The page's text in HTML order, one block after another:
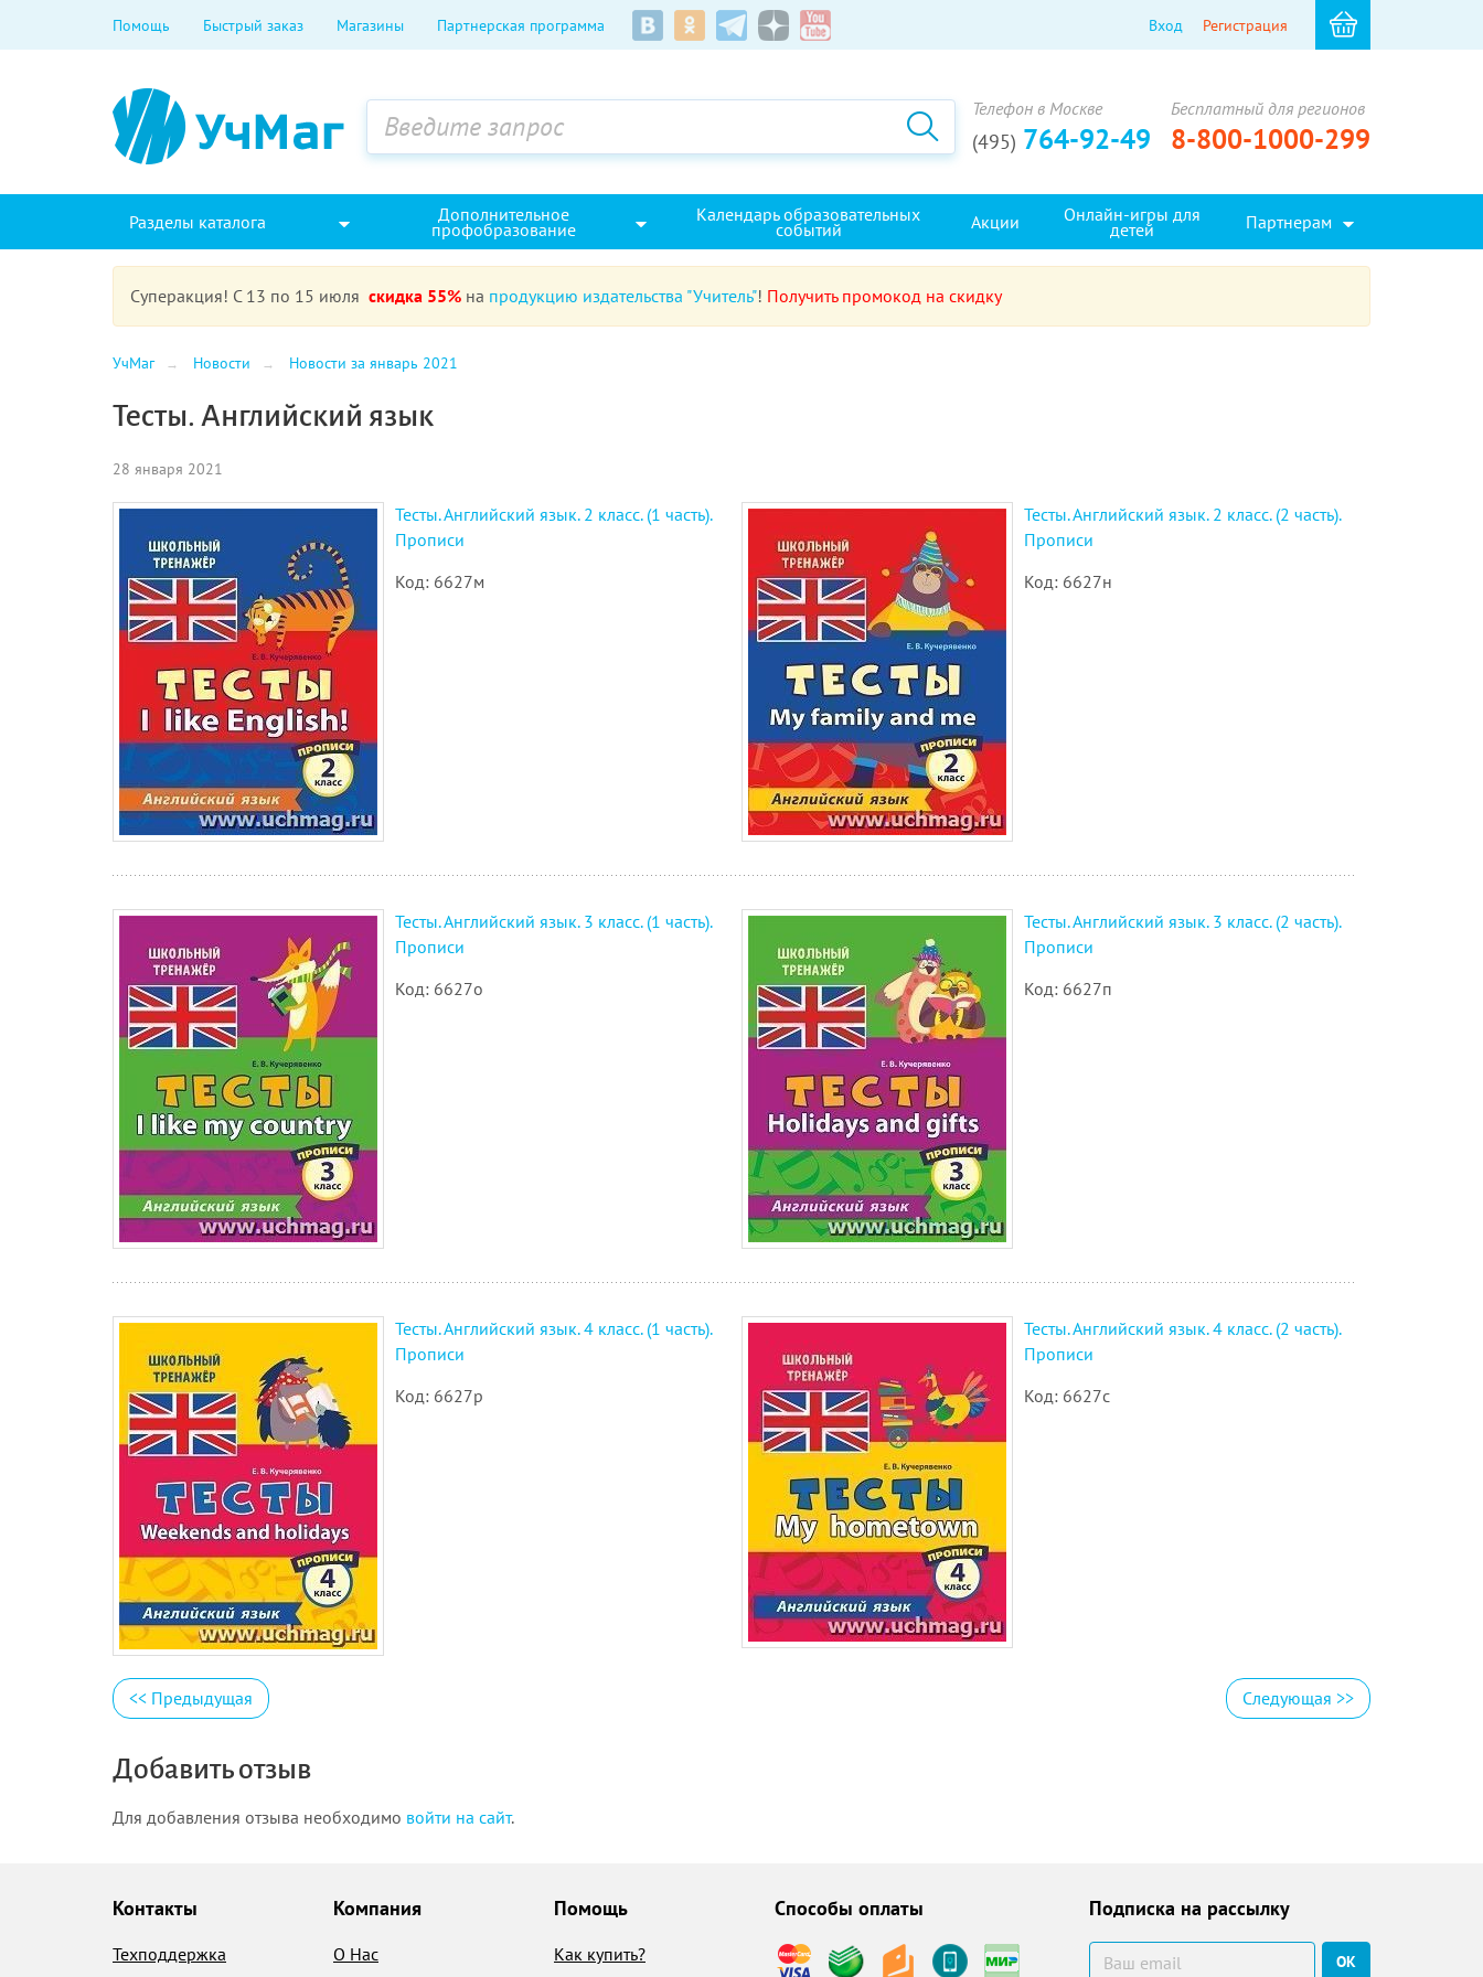
Помощь Быстрый заказ Магазины Партнерская программа Вход Регистрация
Телефон в Москве
(495) 764-92-49
Бесплатный для регионов
8-800-1000-299
Разделы каталога Дополнительное
профобразование
Календарь образовательных
событий Акции Онлайн-игры для
детей Партнерам
Суперакция! С 13 по 15 июля скидка 55% на продукцию издательства "Учитель"! Получить промокод на скидку
УчМаг Новости Новости за январь 2021
Тесты. Английский язык
28 января 2021
Тесты. Английский язык. 2 класс. (1 часть).
Прописи
Код: 6627м
Тесты. Английский язык. 2 класс. (2 часть).
Прописи
Код: 6627н
Тесты. Английский язык. 3 класс. (1 часть).
Прописи
Код: 6627о
Тесты. Английский язык. 3 класс. (2 часть).
Прописи
Код: 6627п
Тесты. Английский язык. 4 класс. (1 часть).
Прописи
Код: 6627р
Тесты. Английский язык. 4 класс. (2 часть).
Прописи
Код: 6627с
<< Предыдущая Следующая >>
Добавить отзыв
Для добавления отзыва необходимо войти на сайт.
Контакты
Техподдержка
Компания
О Нас
Помощь
Как купить?
Способы оплаты Подписка на рассылку
ОК